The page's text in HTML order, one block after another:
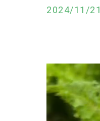
2024/11/21